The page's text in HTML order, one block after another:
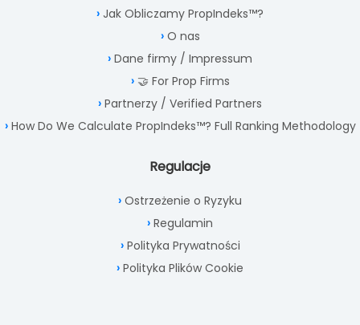
Jak Obliczamy PropIndeks™?
O nas
Dane firmy / Impressum
🤝 For Prop Firms
Partnerzy / Verified Partners
How Do We Calculate PropIndeks™? Full Ranking Methodology
Regulacje
Ostrzeżenie o Ryzyku
Regulamin
Polityka Prywatności
Polityka Plików Cookie